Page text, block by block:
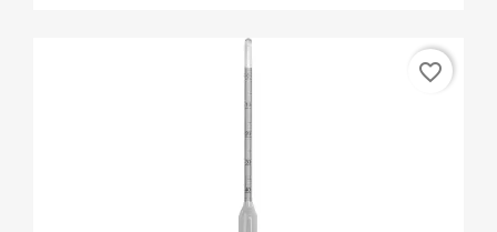
favorite_border